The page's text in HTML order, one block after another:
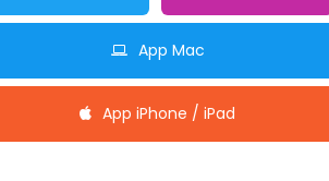
App Mac
App iPhone / iPad